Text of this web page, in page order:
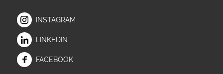
INSTAGRAM
LINKEDIN
FACEBOOK